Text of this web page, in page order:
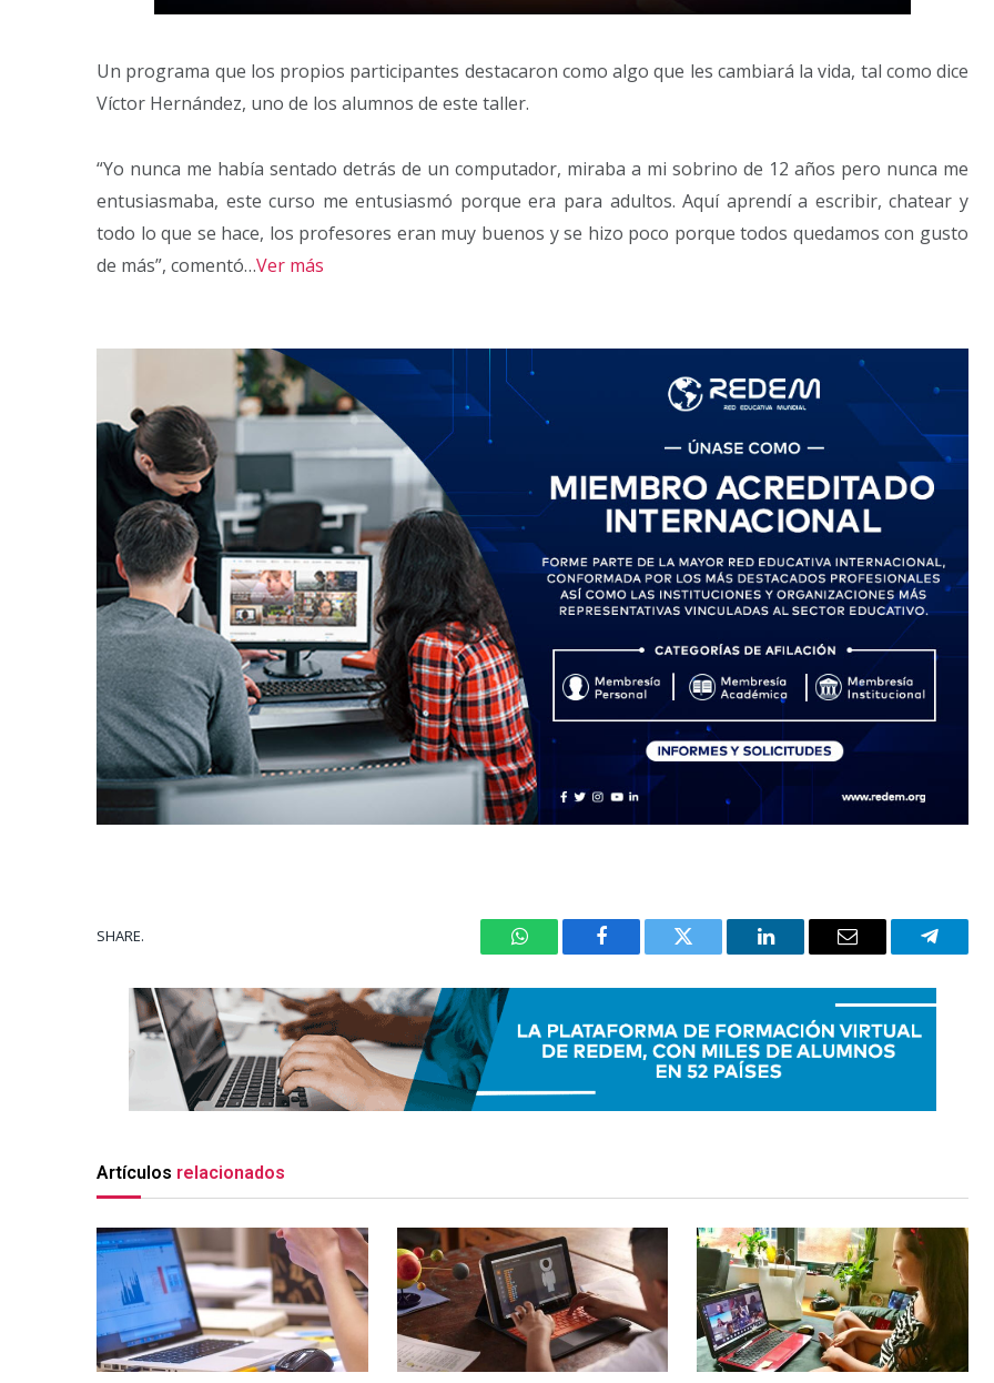
Un programa que los propios participantes destacaron como algo que les cambiará la vida, tal como dice
Víctor Hernández, uno de los alumnos de este taller.
“Yo nunca me había sentado detrás de un computador, miraba a mi sobrino de 12 años pero nunca me
entusiasmaba, este curso me entusiasmó porque era para adultos. Aquí aprendí a escribir, chatear y
todo lo que se hace, los profesores eran muy buenos y se hizo poco porque todos quedamos con gusto
de más”, comentó…Ver más
SHARE.
WhatsAppFacebook Twitter LinkedIn Email
Artículos relacionados